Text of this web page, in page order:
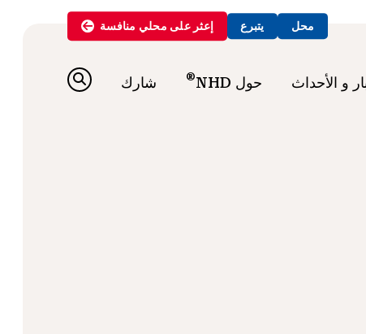
محل يتبرع إعثر على محلي منافسة
و الأحداث حول NHD ® شارك